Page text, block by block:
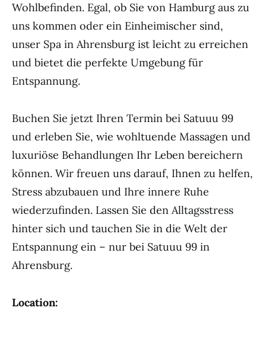
Wohlbefinden. Egal, ob Sie von Hamburg aus zu
uns kommen oder ein Einheimischer sind,
unser Spa in Ahrensburg ist leicht zu erreichen
und bietet die perfekte Umgebung für
Entspannung.
Buchen Sie jetzt Ihren Termin bei Satuuu 99
und erleben Sie, wie wohltuende Massagen und
luxuriöse Behandlungen Ihr Leben bereichern
können. Wir freuen uns darauf, Ihnen zu helfen,
Stress abzubauen und Ihre innere Ruhe
wiederzufinden. Lassen Sie den Alltagsstress
hinter sich und tauchen Sie in die Welt der
Entspannung ein – nur bei Satuuu 99 in
Ahrensburg.
Location: